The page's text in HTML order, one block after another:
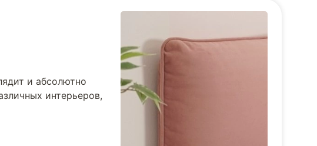
и абсолютно
интерьеров,